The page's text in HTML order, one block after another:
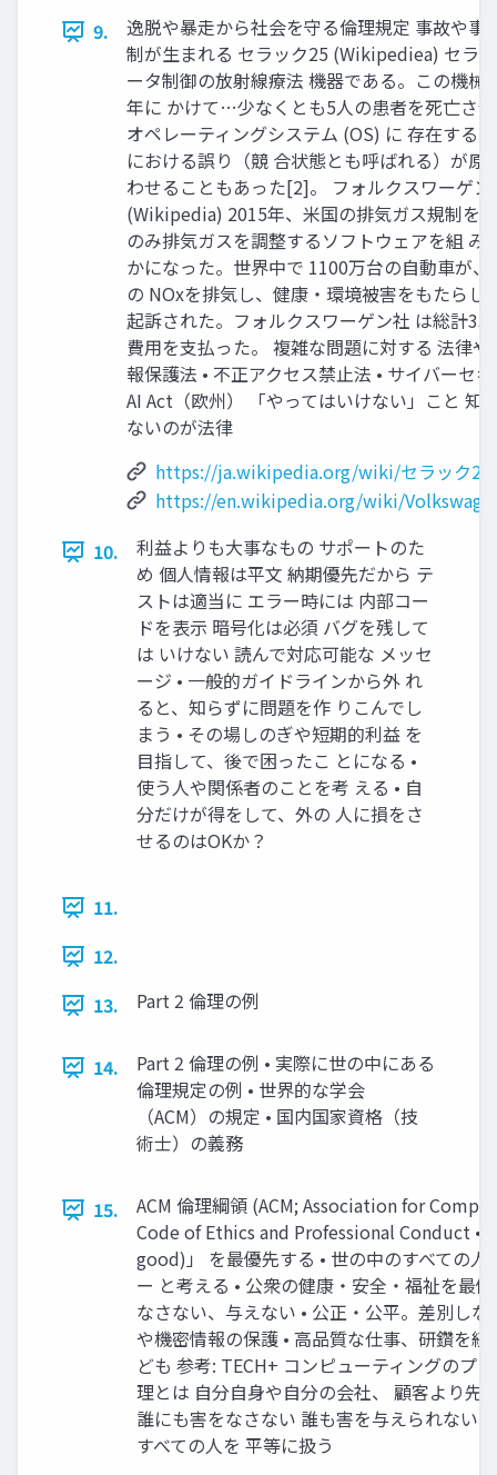
9.
逸脱や暴走から社会を守る倫理規定 事故や事
制が生まれる セラック25 (Wikipediea) セラ
ータ制御の放射線療法 機器である。この機械
年に かけて…少なくとも5人の患者を死亡さ
オペレーティングシステム (OS) に 存在する
における誤り（競 合状態とも呼ばれる）が
わせることもあった[2]。 フォルクスワーゲ
(Wikipedia) 2015年、米国の排気ガス規制を
のみ排気ガスを調整するソフトウェアを組 み
かになった。世界中で 1100万台の自動車が
の NOxを排気し、健康・環境被害をもたらし
起訴された。フォルクスワーゲン社 は総計
費用を支払った。 複雑な問題に対する 法律や
報保護法 • 不正アクセス禁止法 • サイバーセ
AI Act（欧州） 「やってはいけない」こと 知
ないのが法律
https://ja.wikipedia.org/wiki/セラック25
https://en.wikipedia.org/wiki/
10.
利益よりも大事なもの サポートのた
め 個人情報は平文 納期優先だから テ
ストは適当に エラー時には 内部コー
ドを表示 暗号化は必須 バグを残して
は いけない 読んで対応可能な メッセ
ージ • 一般的ガイドラインから外 れ
ると、知らずに問題を作 りこんでし
まう • その場しのぎや短期的利益 を
目指して、後で困ったこ とになる •
使う人や関係者のことを考 える • 自
分だけが得をして、外の 人に損をさ
せるのはOKか？
11.
12.
13.
Part 2 倫理の例
14.
Part 2 倫理の例 • 実際に世の中にある
倫理規定の例 • 世界的な学会
（ACM）の規定 • 国内国家資格（技
術士）の義務
15.
ACM 倫理綱領 (ACM; Association for
Code of Ethics and Professional Conduct •
good)」 を最優先する • 世の中のすべての人
ー と考える • 公衆の健康・安全・福祉を最
なさない、与えない • 公正・公平。差別しな
や機密情報の保護 • 高品質な仕事、研鑽を
ども 参考: TECH+ コンピューティングのプ
理とは 自分自身や自分の会社、 顧客より先
誰にも害をなさない 誰も害を与えられない
すべての人を 平等に扱う